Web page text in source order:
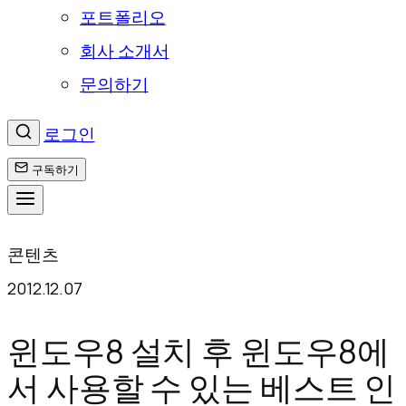
포트폴리오
회사 소개서
문의하기
로그인
구독하기
텐
츠
로
바
콘텐츠
2012.12.07
윈도우8 설치 후 윈도우8에
서 사용할 수 있는 베스트 인